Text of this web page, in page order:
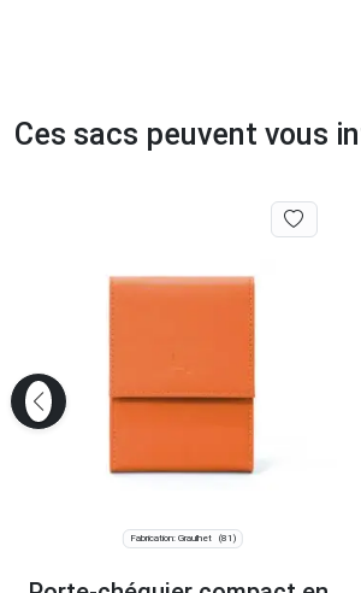
Ces sacs peuvent vous
Fabrication: Graulhet (81)